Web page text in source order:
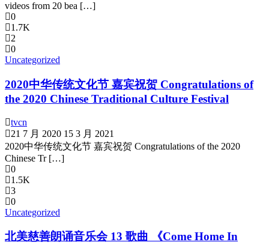
videos from 20 bea […]
0
1.7K
2
0
Uncategorized
2020中华传统文化节 嘉宾祝贺 Congratulations of
the 2020 Chinese Traditional Culture Festival
tvcn
21 7 月 2020 15 3 月 2021
2020中华传统文化节 嘉宾祝贺 Congratulations of the 2020
Chinese Tr […]
0
1.5K
3
0
Uncategorized
北美慈善朗诵音乐会 13 歌曲 《Come Home In